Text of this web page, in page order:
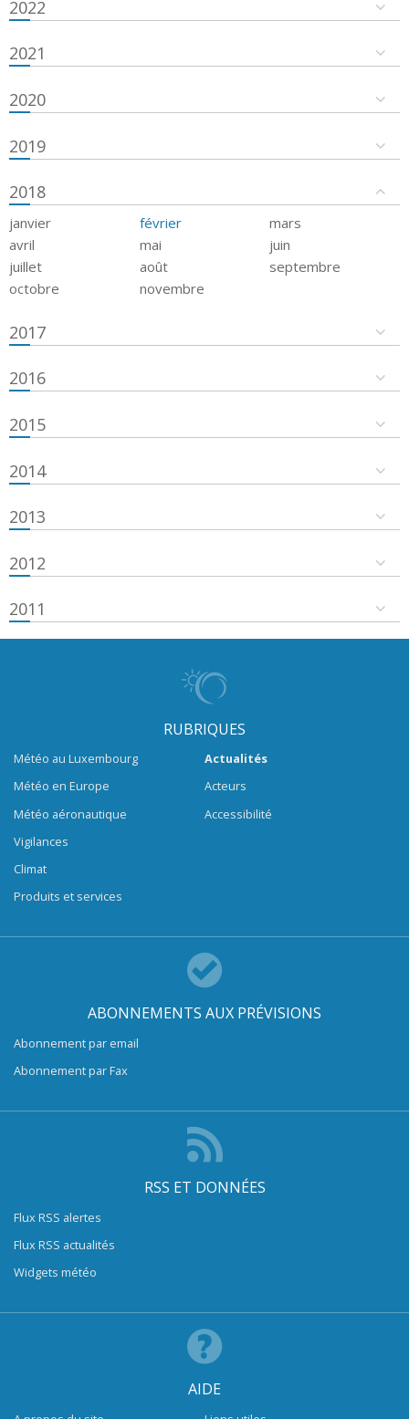
2022
2021
2020
2019
2018
janvier février
mars
avril
mai
juin
juillet
août
septembre
octobre
novembre
2017
2016
2015
2014
2013
2012
2011
RUBRIQUES
Météo au Luxembourg
Météo en Europe
Météo aéronautique
Vigilances
Climat
Produits et services
Actualités
Acteurs
Accessibilité
ABONNEMENTS AUX PRÉVISIONS
Abonnement par email
Abonnement par Fax
RSS ET DONNÉES
Flux RSS alertes
Flux RSS actualités
Widgets météo
AIDE